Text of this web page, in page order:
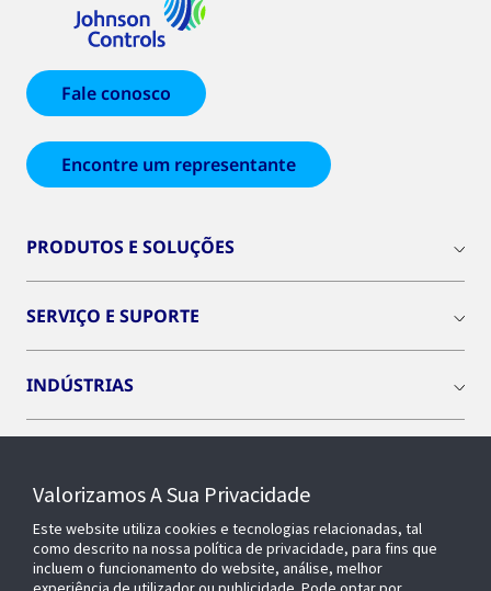
Fale conosco
Encontre um representante
PRODUTOS E SOLUÇÕES
SERVIÇO E SUPORTE
INDÚSTRIAS
SOBRE NÓS
Valorizamos A Sua Privacidade
Este website utiliza cookies e tecnologias relacionadas, tal
como descrito na nossa política de privacidade, para fins que
incluem o funcionamento do website, análise, melhor